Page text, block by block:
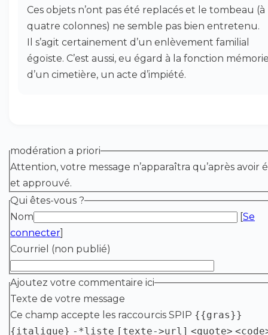
Ces objets n’ont pas été replacés et le tombeau (à
quatre colonnes) ne semble pas bien entretenu.
Il s’agit certainement d’un enlèvement familial
égoïste. C’est aussi, eu égard à la fonction
d’un cimetière, un acte d’impiété.
modération a priori
Attention, votre message n’apparaîtra qu’après avoir
et approuvé.
Qui êtes-vous ?
Nom
[Se
connecter]
Courriel (non publié)
Ajoutez votre commentaire ici
Texte de votre message
Ce champ accepte les raccourcis SPIP {{gras}}
{italique} -*liste [texte->url] <quote>